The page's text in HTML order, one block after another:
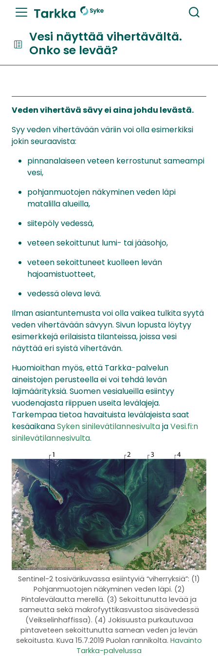
Vesi näyttää vihertävältä.
Onko se levää?
Veden vihertävä sävy ei aina johdu levästä.
Syy veden vihertävään väriin voi olla esimerkiksi
jokin seuraavista:
pinnanalaiseen veteen kerrostunut sameampi
vesi,
pohjanmuotojen näkyminen veden läpi
matalilla alueilla,
siitepöly vedessä,
veteen sekoittunut lumi- tai jääsohjo,
veteen sekoittuneet kuolleen levän
hajoamistuotteet,
vedessä oleva levä.
Ilman asiantuntemusta voi olla vaikea tulkita syytä
veden vihertävään sävyyn. Sivun lopusta löytyy
esimerkkejä erilaisista tilanteissa, joissa vesi
näyttää eri syistä vihertävän.
Huomioithan myös, että Tarkka-palvelun
aineistojen perusteella ei voi tehdä levän
lajimäärityksiä. Suomen vesialueilla esiintyy
vuodenajasta riippuen useita levälajeja.
Tarkempaa tietoa havaituista levälajeista saat
kesäaikanaSyken sinilevätilannesivultajaVesi.fi:n
sinilevätilannesivulta.
Sentinel-2 tosivärikuvassa esiintyviä “viherryksiä”: (1)
Pohjanmuotojen näkyminen veden läpi. (2)
Pintalevälautta merellä. (3) Sekoittunutta levää ja
sameutta sekä makrofyyttikasvustoa sisävedessä
(Veikselinhaffissa). (4) Jokisuusta purkautuvaa
pintaveteen sekoittunutta samean veden ja levän
sekoitusta. Kuva 15.7.2019 Puolan rannikolta. Havainto
Tarkka-palvelussa